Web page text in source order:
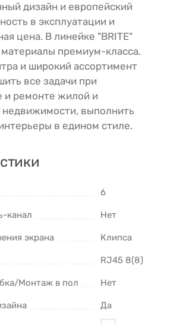
дизайн и европейский
в эксплуатации и
цена. В линейке "BRITE"
премиум-класса.
и широкий ассортимент
все задачи при
и ремонте жилой и
выполнить
в едином стиле.
6
канал Нет
экрана Клипса
RJ45 8(8)
Монтаж в пол Нет
Да